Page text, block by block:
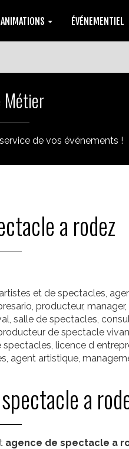
ANIMATIONS ÉVÉNEMENTIEL
Métier
de vos événements !
a rodez
et de spectacles,
producteur,
salle de spectacles,
de spectacle
licence d
agent artistique,
a
agence de spectacle a